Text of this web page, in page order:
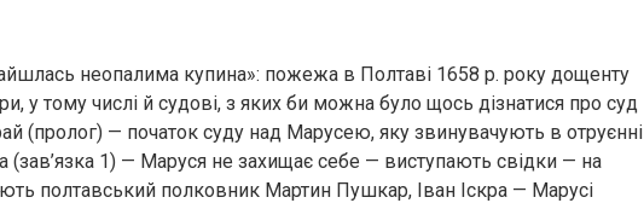
неопалима купина»: пожежа в Полтаві 1658 р. року дощенту
у тому числі й судові, з яких би можна було щось дізнатися про суд
(пролог) — початок суду над Марусею, яку звинувачують в отруєнні
(зав’язка 1) — Маруся не захищає себе — виступають свідки — на
полтавський полковник Мартин Пушкар, Іван Іскра — Марусі